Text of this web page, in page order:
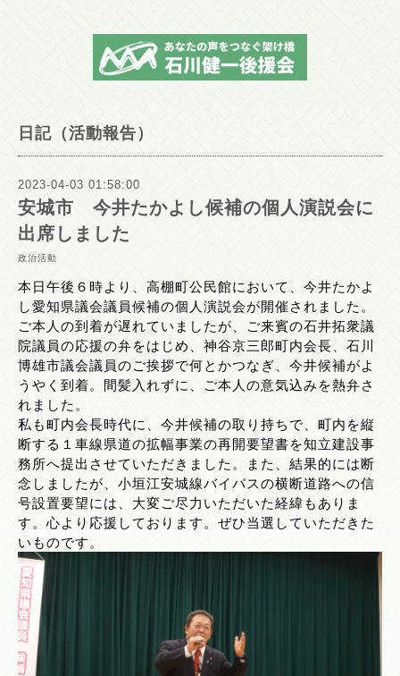
日記（活動報告）
2023-04-03 01:58:00
安城市 今井たかよし候補の個人演説会に
出席しました
政治活動
本日午後６時より、高棚町公民館において、今井たかよ
し愛知県議会議員候補の個人演説会が開催されました。
ご本人の到着が遅れていましたが、ご来賓の石井拓衆議
院議員の応援の弁をはじめ、神谷京三郎町内会長、石川
博雄市議会議員のご挨拶で何とかつなぎ、今井候補がよ
うやく到着。間髪入れずに、ご本人の意気込みを熱弁さ
れました。
私も町内会長時代に、今井候補の取り持ちで、町内を縦
断する１車線県道の拡幅事業の再開要望書を知立建設事
務所へ提出させていただきました。また、結果的には断
念しましたが、小垣江安城線バイパスの横断道路への信
号設置要望には、大変ご尽力いただいた経緯もありま
す。心より応援しております。ぜひ当選していただきた
いものです。